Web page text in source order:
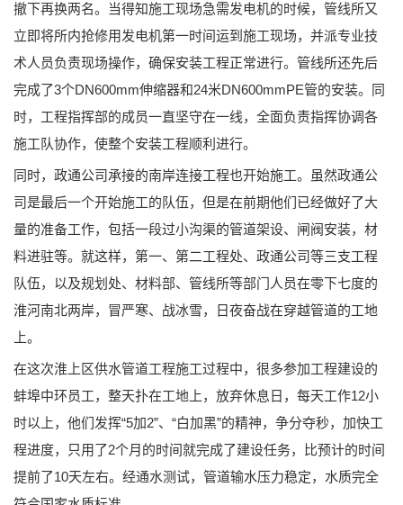
撤下再换两名。当得知施工现场急需发电机的时候，管线所又
立即将所内抢修用发电机第一时间运到施工现场，并派专业技
术人员负责现场操作，确保安装工程正常进行。管线所还先后
完成了3个DN600mm伸缩器和24米DN600mmPE管的安装。同
时，工程指挥部的成员一直坚守在一线，全面负责指挥协调各
施工队协作，使整个安装工程顺利进行。
同时，政通公司承接的南岸连接工程也开始施工。虽然政通公
司是最后一个开始施工的队伍，但是在前期他们已经做好了大
量的准备工作，包括一段过小沟渠的管道架设、闸阀安装，材
料进驻等。就这样，第一、第二工程处、政通公司等三支工程
队伍，以及规划处、材料部、管线所等部门人员在零下七度的
淮河南北两岸，冒严寒、战冰雪，日夜奋战在穿越管道的工地
上。
在这次淮上区供水管道工程施工过程中，很多参加工程建设的
蚌埠中环员工，整天扑在工地上，放弃休息日，每天工作12小
时以上，他们发挥“5加2”、“白加黑”的精神，争分夺秒，加快工
程进度，只用了2个月的时间就完成了建设任务，比预计的时间
提前了10天左右。经通水测试，管道输水压力稳定，水质完全